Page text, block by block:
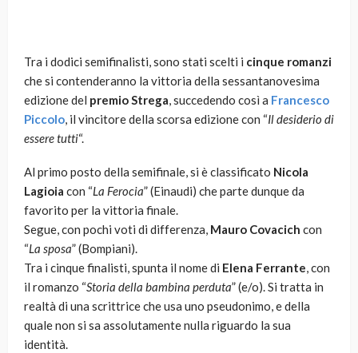
Tra i dodici semifinalisti, sono stati scelti i cinque romanzi
che si contenderanno la vittoria della sessantanovesima
edizione del premio Strega, succedendo così a Francesco
Piccolo, il vincitore della scorsa edizione con “Il desiderio di
essere tutti“.
Al primo posto della semifinale, si è classificato Nicola
Lagioia con “La Ferocia” (Einaudi) che parte dunque da
favorito per la vittoria finale.
Segue, con pochi voti di differenza, Mauro Covacich con
“La sposa” (Bompiani).
Tra i cinque finalisti, spunta il nome di Elena Ferrante, con
il romanzo “Storia della bambina perduta” (e/o). Si tratta in
realtà di una scrittrice che usa uno pseudonimo, e della
quale non si sa assolutamente nulla riguardo la sua
identità.